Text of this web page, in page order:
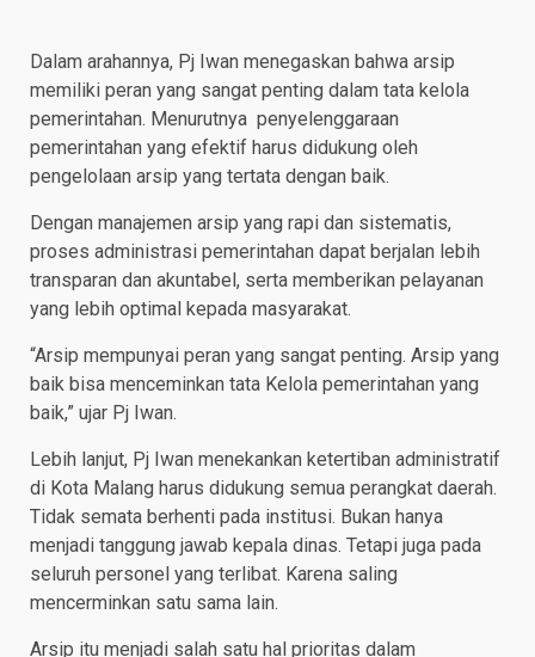
Dalam arahannya, Pj Iwan menegaskan bahwa arsip
memiliki peran yang sangat penting dalam tata kelola
pemerintahan. Menurutnya penyelenggaraan
pemerintahan yang efektif harus didukung oleh
pengelolaan arsip yang tertata dengan baik.
Dengan manajemen arsip yang rapi dan sistematis,
proses administrasi pemerintahan dapat berjalan lebih
transparan dan akuntabel, serta memberikan pelayanan
yang lebih optimal kepada masyarakat.
“Arsip mempunyai peran yang sangat penting. Arsip yang
baik bisa menceminkan tata Kelola pemerintahan yang
baik,” ujar Pj Iwan.
Lebih lanjut, Pj Iwan menekankan ketertiban administratif
di Kota Malang harus didukung semua perangkat daerah.
Tidak semata berhenti pada institusi. Bukan hanya
menjadi tanggung jawab kepala dinas. Tetapi juga pada
seluruh personel yang terlibat. Karena saling
mencerminkan satu sama lain.
Arsip itu menjadi salah satu hal prioritas dalam